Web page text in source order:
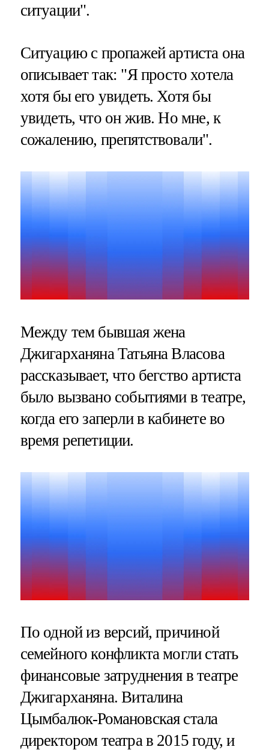
ситуации".
Ситуацию с пропажей артиста она
описывает так: "Я просто хотела
хотя бы его увидеть. Хотя бы
увидеть, что он жив. Но мне, к
сожалению, препятствовали".
Между тем бывшая жена
Джигарханяна Татьяна Власова
рассказывает, что бегство артиста
было вызвано событиями в театре,
когда его заперли в кабинете во
время репетиции.
По одной из версий, причиной
семейного конфликта могли стать
финансовые затруднения в театре
Джигарханяна. Виталина
Цымбалюк-Романовская стала
директором театра в 2015 году, и